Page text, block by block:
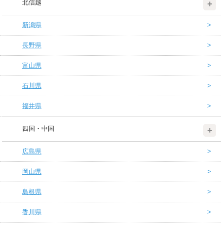
北信越
新潟県
長野県
富山県
石川県
福井県
四国・中国
広島県
岡山県
島根県
香川県